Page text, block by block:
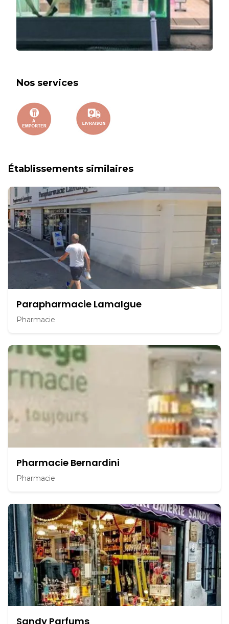
Nos services
Établissements similaires
Parapharmacie Lamalgue
Pharmacie
Pharmacie Bernardini
Pharmacie
Sandy Parfums